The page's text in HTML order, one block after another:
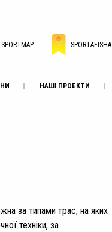
SPORTMAP SPORTAFISHA
НАШІ ПРОЕКТИ
за типами трас, на яких
техніки, за